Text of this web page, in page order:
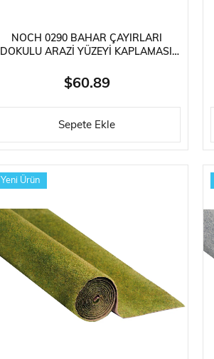
NOCH 0290 BAHAR ÇAYIRLARI
DOKULU ARAZI YÜZEYI KAPLAMASI,
$60.89
Sepete Ekle
Yeni Ürün